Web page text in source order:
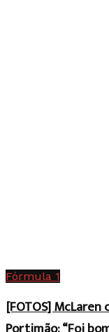
Fórmula 1
[FOTOS]